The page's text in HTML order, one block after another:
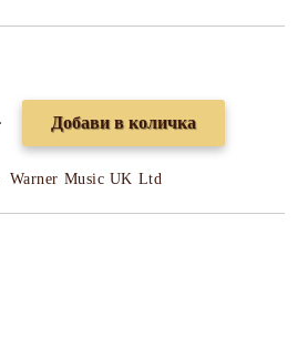
Warner Music UK Ltd